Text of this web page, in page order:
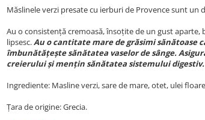
Măslinele verzi presate cu ierburi de Provence sunt un
Au o consistență cremoasă, însoțite de un gust
lipsesc.Au o cantitate mare de grăsimi sănătoase
îmbunătățește sănătatea vaselor de sânge.
creierului și mențin sănătatea sistemului digestiv.
Ingrediente: Masline verzi, sare de mare, otet, ulei
Țara de origine: Grecia.